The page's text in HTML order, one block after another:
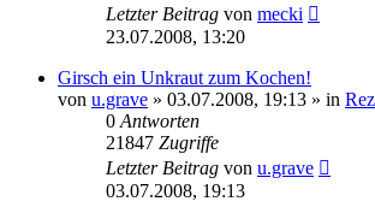
Letzter Beitrag von mecki
23.07.2008, 13:20
Girsch ein Unkraut zum Kochen!
von u.grave » 03.07.2008, 19:13 » in
0 Antworten
21847 Zugriffe
Letzter Beitrag von u.grave
03.07.2008, 19:13